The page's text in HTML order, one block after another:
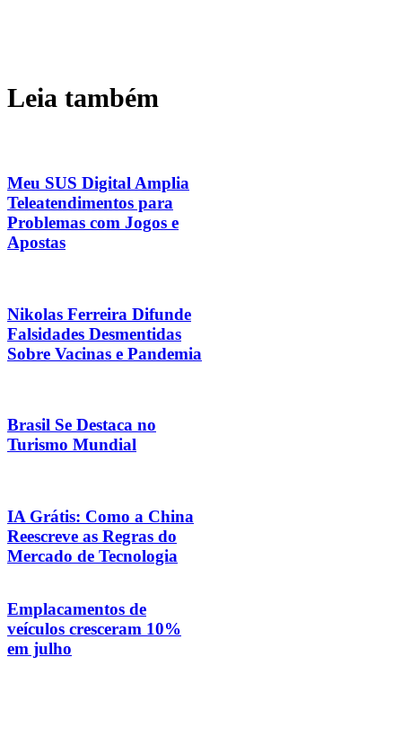
Leia também
Meu SUS Digital Amplia
Teleatendimentos para
Problemas com Jogos e
Apostas
Nikolas Ferreira Difunde
Falsidades Desmentidas
Sobre Vacinas e Pandemia
Brasil Se Destaca no
Turismo Mundial
IA Grátis: Como a China
Reescreve as Regras do
Mercado de Tecnologia
Emplacamentos de
veículos cresceram 10%
em julho